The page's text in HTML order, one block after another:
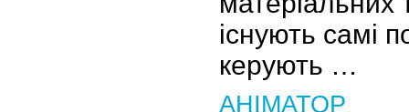
існують самі
керують …
АНІМАТОР